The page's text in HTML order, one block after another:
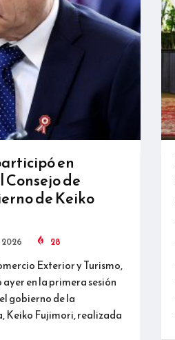
en
de
de Keiko
2026 28
Exterior y Turismo,
en la primera sesión
gobierno de la
Keiko Fujimori, realizada